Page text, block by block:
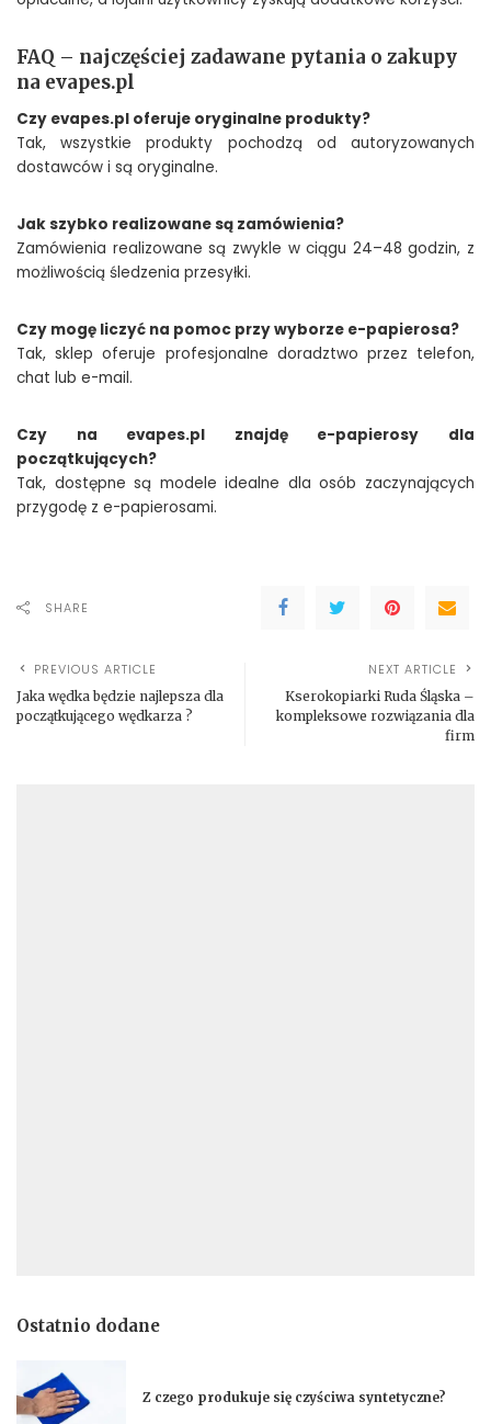
FAQ – najczęściej zadawane pytania o zakupy
na evapes.pl
Czy evapes.pl oferuje oryginalne produkty?
Tak, wszystkie produkty pochodzą od autoryzowanych
dostawców i są oryginalne.
Jak szybko realizowane są zamówienia?
Zamówienia realizowane są zwykle w ciągu 24–48 godzin, z
możliwością śledzenia przesyłki.
Czy mogę liczyć na pomoc przy wyborze e-papierosa?
Tak, sklep oferuje profesjonalne doradztwo przez telefon,
chat lub e-mail.
Czy na evapes.pl znajdę e-papierosy dla
początkujących?
Tak, dostępne są modele idealne dla osób zaczynających
przygodę z e-papierosami.
SHARE
PREVIOUS ARTICLE
Jaka wędka będzie najlepsza dla
początkującego wędkarza ?
NEXT ARTICLE
Kserokopiarki Ruda Śląska –
kompleksowe rozwiązania dla
firm
Ostatnio dodane
Z czego produkuje się czyściwa syntetyczne?